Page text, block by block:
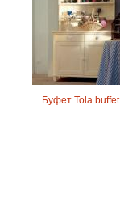
Буфет Tola buffet